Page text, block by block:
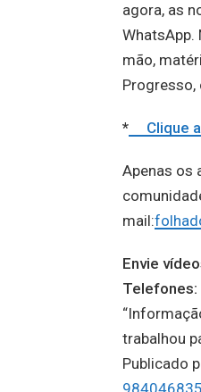
agora, as
WhatsApp.
mão,
Progresso,
* Clique
Apenas os
mail:
Envie
Telefones:
trabalhou
Publicado
984046835